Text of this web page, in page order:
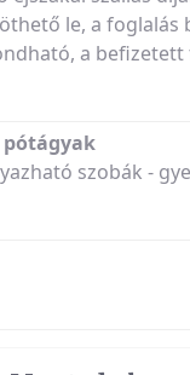
le, a foglalás
a befizetett
pótágyak
szobák -